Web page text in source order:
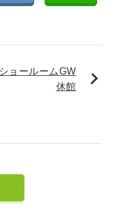
ショールームGW
休館